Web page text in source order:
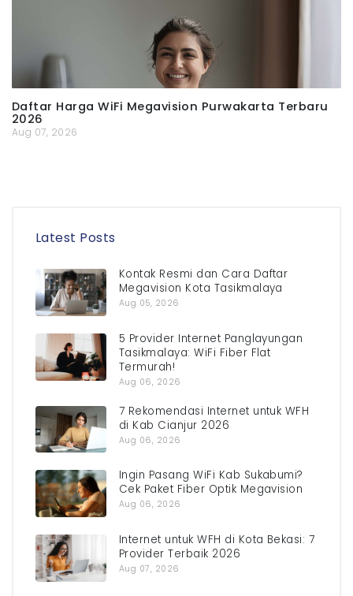
Daftar Harga WiFi Megavision Purwakarta Terbaru
2026
Aug 07, 2026
Latest Posts
Kontak Resmi dan Cara Daftar
Megavision Kota Tasikmalaya
Aug 05, 2026
5 Provider Internet Panglayungan
Tasikmalaya: WiFi Fiber Flat
Termurah!
Aug 06, 2026
7 Rekomendasi Internet untuk WFH
di Kab Cianjur 2026
Aug 06, 2026
Ingin Pasang WiFi Kab Sukabumi?
Cek Paket Fiber Optik Megavision
Aug 06, 2026
Internet untuk WFH di Kota Bekasi: 7
Provider Terbaik 2026
Aug 07, 2026